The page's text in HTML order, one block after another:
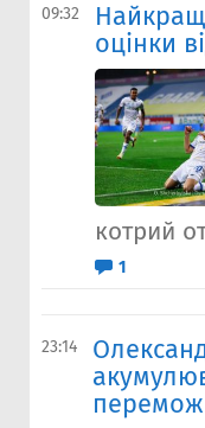
09:32
оцінки
котрий
1
23:14